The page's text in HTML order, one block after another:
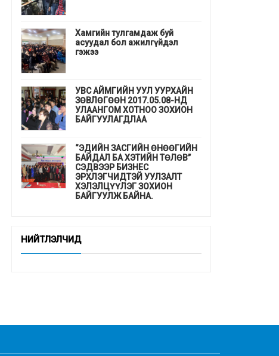
Хамгийн тулгамдаж буй
асуудал бол ажилгүйдэл
гэжээ
УВС АЙМГИЙН УУЛ УУРХАЙН
ЗӨВЛӨГӨӨН 2017.05.08-НД
УЛААНГОМ ХОТНОО ЗОХИОН
БАЙГУУЛАГДЛАА
“ЭДИЙН ЗАСГИЙН ӨНӨӨГИЙН
БАЙДАЛ БА ХЭТИЙН ТӨЛӨВ”
СЭДВЭЭР БИЗНЕС
ЭРХЛЭГЧИДТЭЙ УУЛЗАЛТ
ХЭЛЭЛЦҮҮЛЭГ ЗОХИОН
БАЙГУУЛЖ БАЙНА.
сануулав
НИЙТЛЭЛЧИД